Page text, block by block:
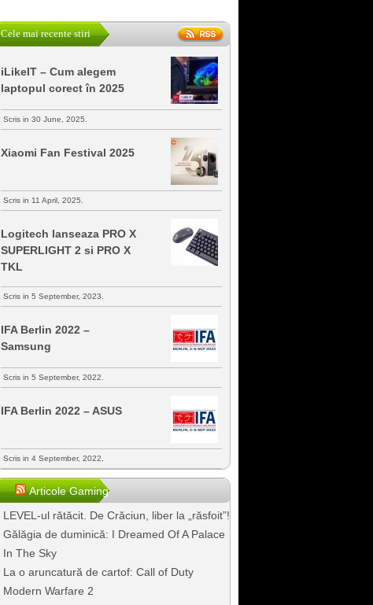
Cele mai recente stiri
iLikeIT – Cum alegem
laptopul corect în 2025
Scris in 30 June, 2025.
Xiaomi Fan Festival 2025
Scris in 11 April, 2025.
Logitech lanseaza PRO X
SUPERLIGHT 2 si PRO X
TKL
Scris in 5 September, 2023.
IFA Berlin 2022 –
Samsung
Scris in 5 September, 2022.
IFA Berlin 2022 – ASUS
Scris in 4 September, 2022.
Articole Gaming
LEVEL-ul rătăcit. De Crăciun, liber la „răsfoit”!
Gălăgia de duminică: I Dreamed Of A Palace
In The Sky
La o aruncatură de cartof: Call of Duty
Modern Warfare 2